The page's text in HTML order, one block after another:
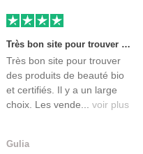
Très bon site pour trouver des produits de beauté bio et certifiés. Il y a un large choix. Les vendeurs sont des entreprises françaises qui propose aussi des produits de qualité et moins chers que ce qu’on peut trouver dans des magasins.
Très bon site pour trouver
des produits de beauté bio
et certifiés. Il y a un large
choix. Les vende... voir plus
Gulia